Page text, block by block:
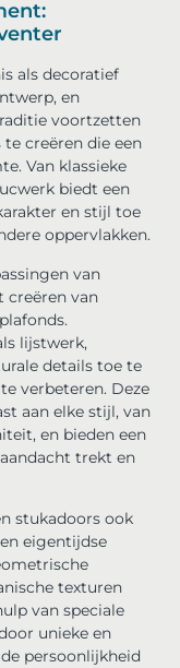
als decoratief
en
voortzetten
creëren die een
Van klassieke
biedt een
en stijl toe
oppervlakken.
van
creëren van
lijstwerk,
details toe te
verbeteren. Deze
aan elke stijl, van
en bieden een
trekt en
stukadoors ook
eigentijdse
texturen
van speciale
unieke en
persoonlijkheid